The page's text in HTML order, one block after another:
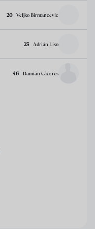
20 Veljko Birmancevic
23 Adrián Liso
46 Damián Cáceres